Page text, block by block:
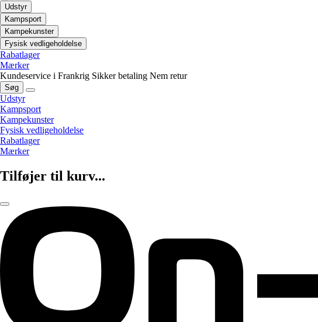
Udstyr
Kampsport
Kampekunster
Fysisk vedligeholdelse
Rabatlager
Mærker
Kundeservice i Frankrig Sikker betaling Nem retur
Søg
Udstyr
Kampsport
Kampekunster
Fysisk vedligeholdelse
Rabatlager
Mærker
Tilføjer til kurv...